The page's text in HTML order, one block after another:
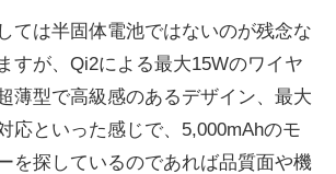
ては半固体電池ではないのが残念な
すが、Qi2による最大15Wのワイヤ
薄型で高級感のあるデザイン、最大
応といった感じで、5,000mAhのモ
を探しているのであれば品質面や機